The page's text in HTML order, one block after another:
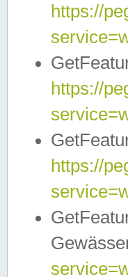
https://
https://
https://